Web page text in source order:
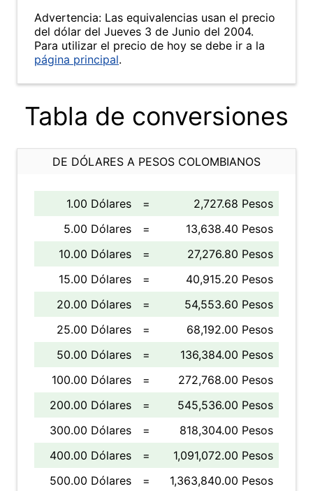
Advertencia: Las equivalencias usan el precio
del dólar del Jueves 3 de Junio del 2004.
Para utilizar el precio de hoy se debe ir a la
página principal.
Tabla de conversiones
DE DÓLARES A PESOS COLOMBIANOS
1.00 Dólares =
2,727.68 Pesos
5.00 Dólares
=
13,638.40 Pesos
10.00 Dólares
=
27,276.80 Pesos
15.00 Dólares
=
40,915.20 Pesos
20.00 Dólares
=
54,553.60 Pesos
25.00 Dólares
=
68,192.00 Pesos
50.00 Dólares
=
136,384.00 Pesos
100.00 Dólares
=
272,768.00 Pesos
200.00 Dólares
=
545,536.00 Pesos
300.00 Dólares
=
818,304.00 Pesos
400.00 Dólares
=
1,091,072.00 Pesos
500.00 Dólares
=
1,363,840.00 Pesos